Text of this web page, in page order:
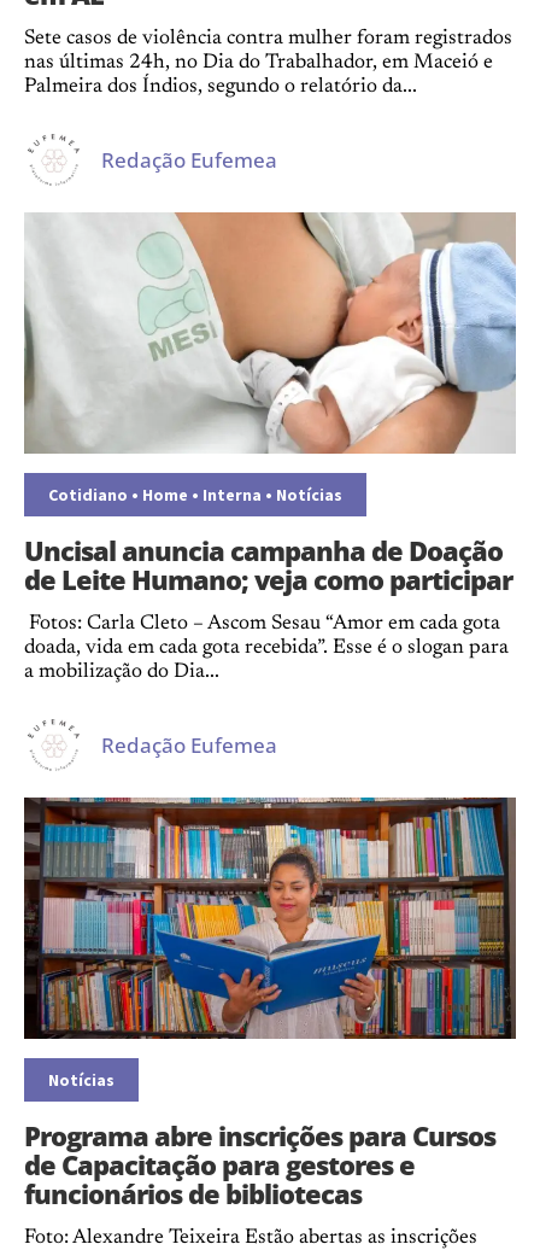
Sete casos de violência contra mulher foram registrados
nas últimas 24h, no Dia do Trabalhador, em Maceió e
Palmeira dos Índios, segundo o relatório da...
Redação Eufemea
Cotidiano • Home • Interna • Notícias
Uncisal anuncia campanha de Doação
de Leite Humano; veja como participar
Fotos: Carla Cleto – Ascom Sesau “Amor em cada gota
doada, vida em cada gota recebida”. Esse é o slogan para
a mobilização do Dia...
Redação Eufemea
Notícias
Programa abre inscrições para Cursos
de Capacitação para gestores e
funcionários de bibliotecas
Foto: Alexandre Teixeira Estão abertas as inscrições